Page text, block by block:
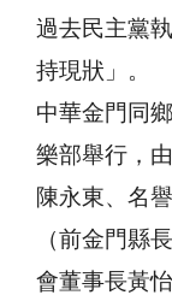
過去民主黨
持現狀」。
中華金門同
樂部舉行，
陳永東、名
（前金門縣
會董事長黃